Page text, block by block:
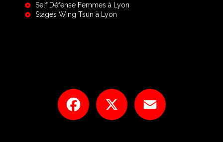
Self Défense Femmes à Lyon
Stages Wing Tsun à Lyon
Facebook